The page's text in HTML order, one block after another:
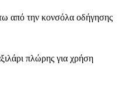
από την κονσόλα οδήγησης
πλώρης για χρήση